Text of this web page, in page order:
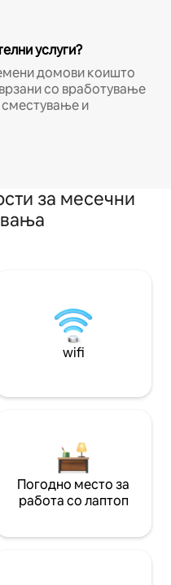
услуги?
домови коишто
со вработување
и
за месечни
wifi
Погодно место за
работа со лаптоп